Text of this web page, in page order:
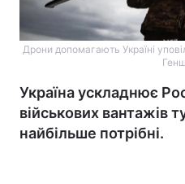
Дрони допомагають Україні
Україна ускладнює
військових вантажів
найбільше потрібні.